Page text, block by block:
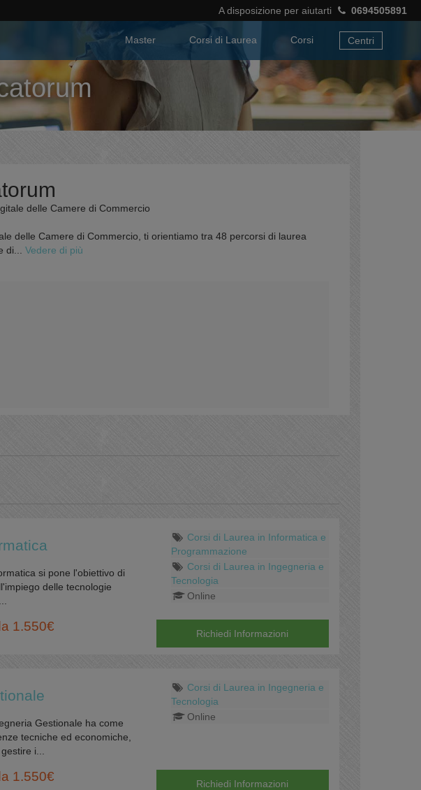
A disposizione per aiutarti 0694505891
Centri
Corsi
Corsi di Laurea
Master
delle Camere di Commercio
delle Camere di Commercio, ti orientiamo tra 48 percorsi di laurea
di... Vedere di più
si pone l'obiettivo di
delle tecnologie
1.550€
Corsi di Laurea in Informatica e
Programmazione
Corsi di Laurea in Ingegneria e
Tecnologia
Online
Richiedi Informazioni
Gestionale ha come
tecniche ed economiche,
i...
1.550€
Corsi di Laurea in Ingegneria e
Tecnologia
Online
Richiedi Informazioni